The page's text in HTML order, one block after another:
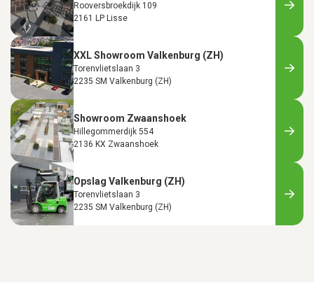
Rooversbroekdijk 109
2161 LP Lisse
XXL Showroom Valkenburg (ZH)
Torenvlietslaan 3
2235 SM Valkenburg (ZH)
Showroom Zwaanshoek
Hillegommerdijk 554
2136 KX Zwaanshoek
Opslag Valkenburg (ZH)
Torenvlietslaan 3
2235 SM Valkenburg (ZH)